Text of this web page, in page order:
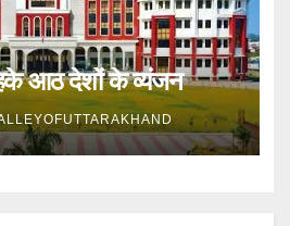
आठ देशों के व्यंजन